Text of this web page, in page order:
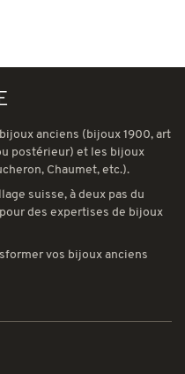
anciens (bijoux 1900, art
postérieur) et les bijoux
Chaumet, etc.).
suisse, à deux pas du
des expertises de bijoux
vos bijoux anciens